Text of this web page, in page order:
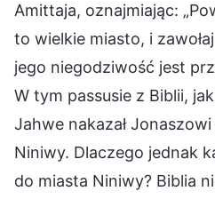
Amittaja, oznajmiając:
to wielkie miasto, i
jego niegodziwość jest
W tym passusie z Biblii,
Jahwe nakazał
Niniwy. Dlaczego jednak
do miasta Niniwy? Biblia